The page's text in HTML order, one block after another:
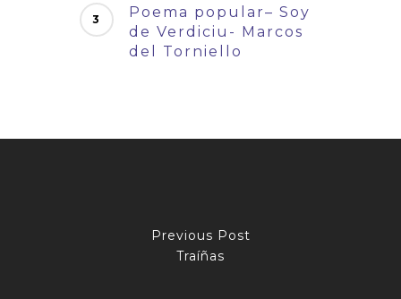
Poema popular– Soy
de Verdiciu- Marcos
del Torniello
Previous Post
Traíñas